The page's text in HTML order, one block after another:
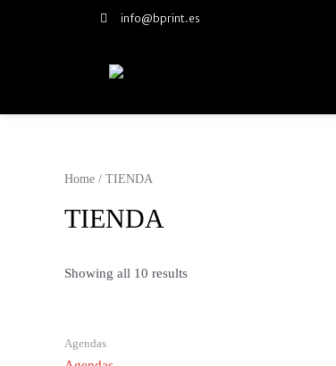
info@bprint.es
Home / TIENDA
TIENDA
Showing all 10 results
Agendas